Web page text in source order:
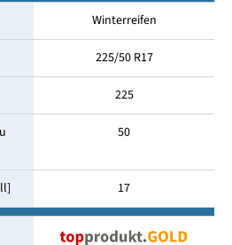
Winterreifen
225/50 R17
225
50
17